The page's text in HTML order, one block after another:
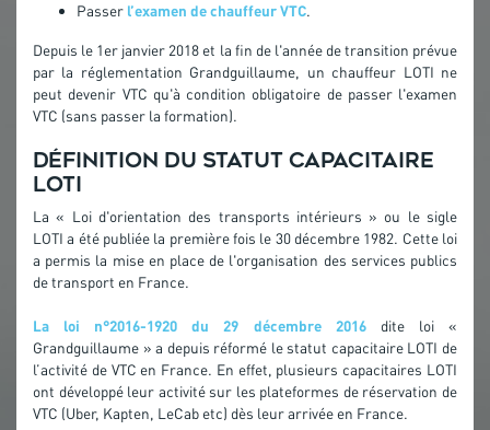
Passer l’examen de chauffeur VTC.
Depuis le 1er janvier 2018 et la fin de l'année de transition prévue
par la réglementation Grandguillaume, un chauffeur LOTI ne
peut devenir VTC qu'à condition obligatoire de passer l'examen
VTC (sans passer la formation).
Définition du statut capacitaire
LOTI
La « Loi d'orientation des transports intérieurs » ou le sigle
LOTI a été publiée la première fois le 30 décembre 1982. Cette loi
a permis la mise en place de l'organisation des services publics
de transport en France.
La loi n°2016-1920 du 29 décembre 2016dite loi «
Grandguillaume » a depuis réformé le statut capacitaire LOTI de
l’activité de VTC en France. En effet, plusieurs capacitaires LOTI
ont développé leur activité sur les plateformes de réservation de
VTC (Uber, Kapten, LeCab etc) dès leur arrivée en France.